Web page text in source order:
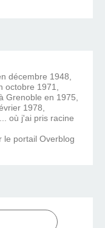
décembre 1948,
octobre 1971,
Grenoble en 1975,
1978,
où j'ai pris racine
le portail Overblog